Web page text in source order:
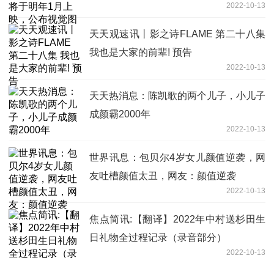
2022-10-13
天天观速讯丨影之诗FLAME 第二十八集
我也是大家的前辈! 预告
2022-10-13
天天热消息：陈凯歌的两个儿子，小儿子
成颜霸2000年
2022-10-13
世界讯息：包贝尔4岁女儿颜值逆袭，网
友吐槽颜值太丑，网友：颜值逆袭
2022-10-13
焦点简讯:【翻译】2022年中村送杉田生
日礼物全过程记录（录音部分）
2022-10-13